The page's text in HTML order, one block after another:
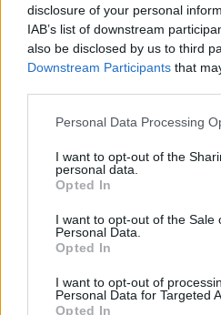
disclosure of your personal
IAB’s list of downstream
also be disclosed by us to third
Downstream Participants that
Please note that this website/
not limited to your visit or usage
grant or deny consent to Google
use your data for below
consent section.
Personal Data Processing
I want to opt-out of the
personal data.
Opted In
I want to opt-out of the Sale
Personal Data.
Opted In
I want to opt-out of
Personal Data for Targeted
Opted In
INDUL A FÉLMILLIÁRD
SZOMBATHELYI
2023. március. 16. 16:04
Március végén a vízelvezetők
körforgalmak felújítását.
1400 NÉGYZETMÉTERES
2022. május. 17. 18:14
A Körmendi úton, a cipőgyár régi
VÉGRE MEGKEZDŐDHET
FERENCZY UTCA
KIÉPÍTÉSE
2022. március. 08. 14:00
A Strabag nyerte a tendert.